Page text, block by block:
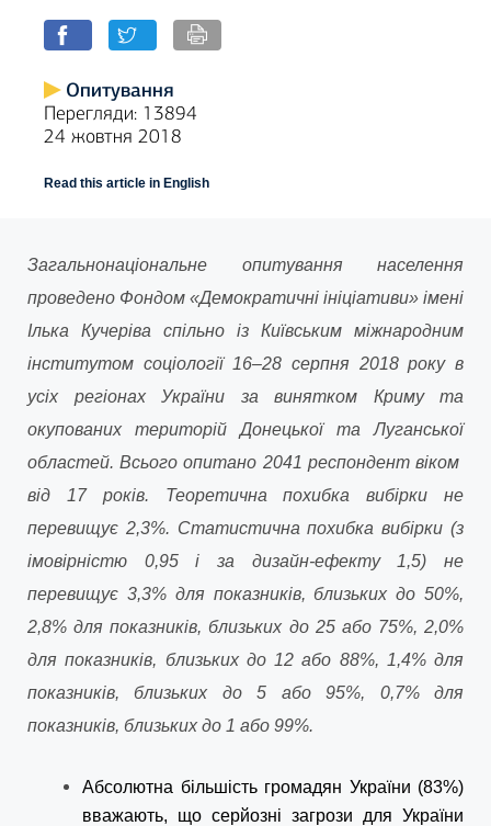
Опитування
Перегляди: 13894
24 жовтня 2018
Read this article in English
Загальнонаціональне опитування населення
проведено Фондом «Демократичні ініціативи» імені
Ілька Кучеріва спільно із Київським міжнародним
інститутом соціології 16–28 серпня 2018 року в
усіх регіонах України за винятком Криму та
окупованих територій Донецької та Луганської
областей. Всього опитано 2041 респондент віком
від 17 років. Теоретична похибка вибірки не
перевищує 2,3%. Статистична похибка вибірки (з
імовірністю 0,95 і за дизайн-ефекту 1,5) не
перевищує 3,3% для показників, близьких до 50%,
2,8% для показників, близьких до 25 або 75%, 2,0%
для показників, близьких до 12 або 88%, 1,4% для
показників, близьких до 5 або 95%, 0,7% для
показників, близьких до 1 або 99%.
Абсолютна більшість громадян України (83%)
вважають, що серйозні загрози для України